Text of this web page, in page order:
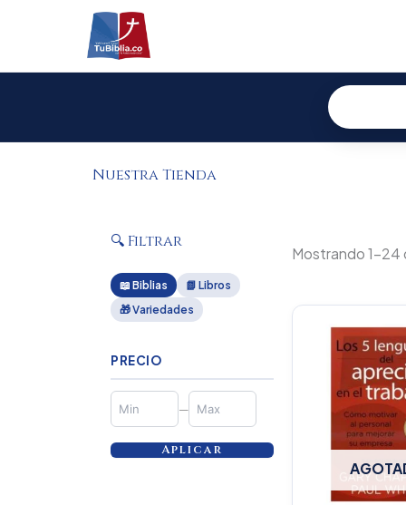
Nuestra Tienda
🔍 Filtrar
📖 Biblias
📗 Libros
🎁 Variedades
PRECIO
—
Aplicar
Mostrando 1–24